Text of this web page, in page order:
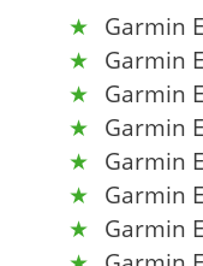
Garmin
Garmin
Garmin
Garmin
Garmin
Garmin
Garmin